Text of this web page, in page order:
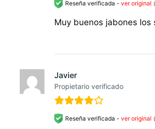
Reseña verificada - ver original
Muy buenos jabones
Javier
Propietario verificado
Reseña verificada - ver original